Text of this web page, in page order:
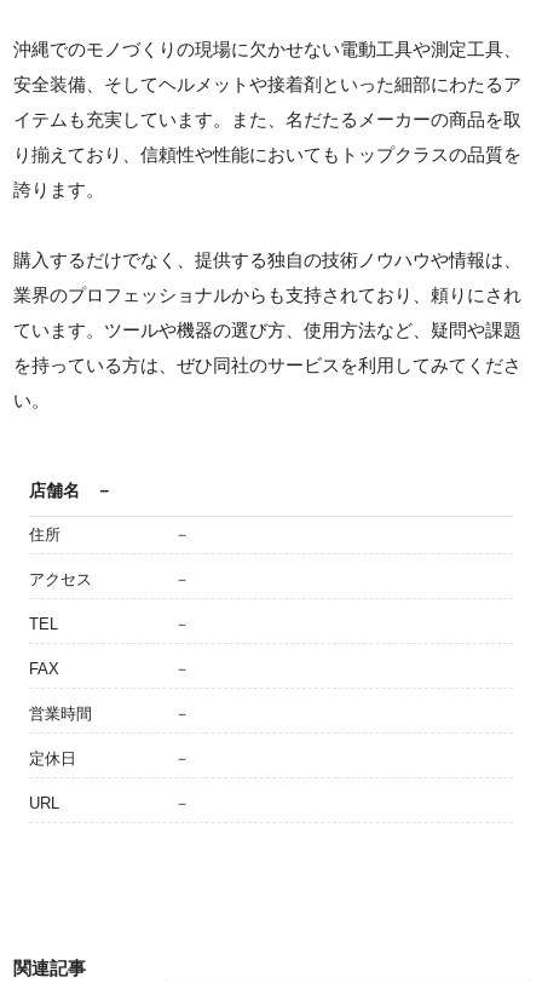
沖縄でのモノづくりの現場に欠かせない電動工具や測定工具、
安全装備、そしてヘルメットや接着剤といった細部にわたるア
イテムも充実しています。また、名だたるメーカーの商品を取
り揃えており、信頼性や性能においてもトップクラスの品質を
誇ります。
購入するだけでなく、提供する独自の技術ノウハウや情報は、
業界のプロフェッショナルからも支持されており、頼りにされ
ています。ツールや機器の選び方、使用方法など、疑問や課題
を持っている方は、ぜひ同社のサービスを利用してみてくださ
い。
店舗名 －
住所 －
アクセス －
TEL －
FAX －
営業時間 －
定休日 －
URL －
関連記事